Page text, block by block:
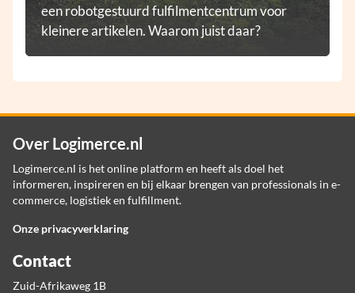
een robotgestuurd fulfilmentcentrum voor
kleinere artikelen. Waarom juist daar?
Over Logimerce.nl
Logimerce.nl is het online platform en heeft als doel het
informeren, inspireren en bij elkaar brengen van professionals in e-
commerce, logistiek en fulfillment.
Onze privacyverklaring
Contact
Zuid-Afrikaweg 1B